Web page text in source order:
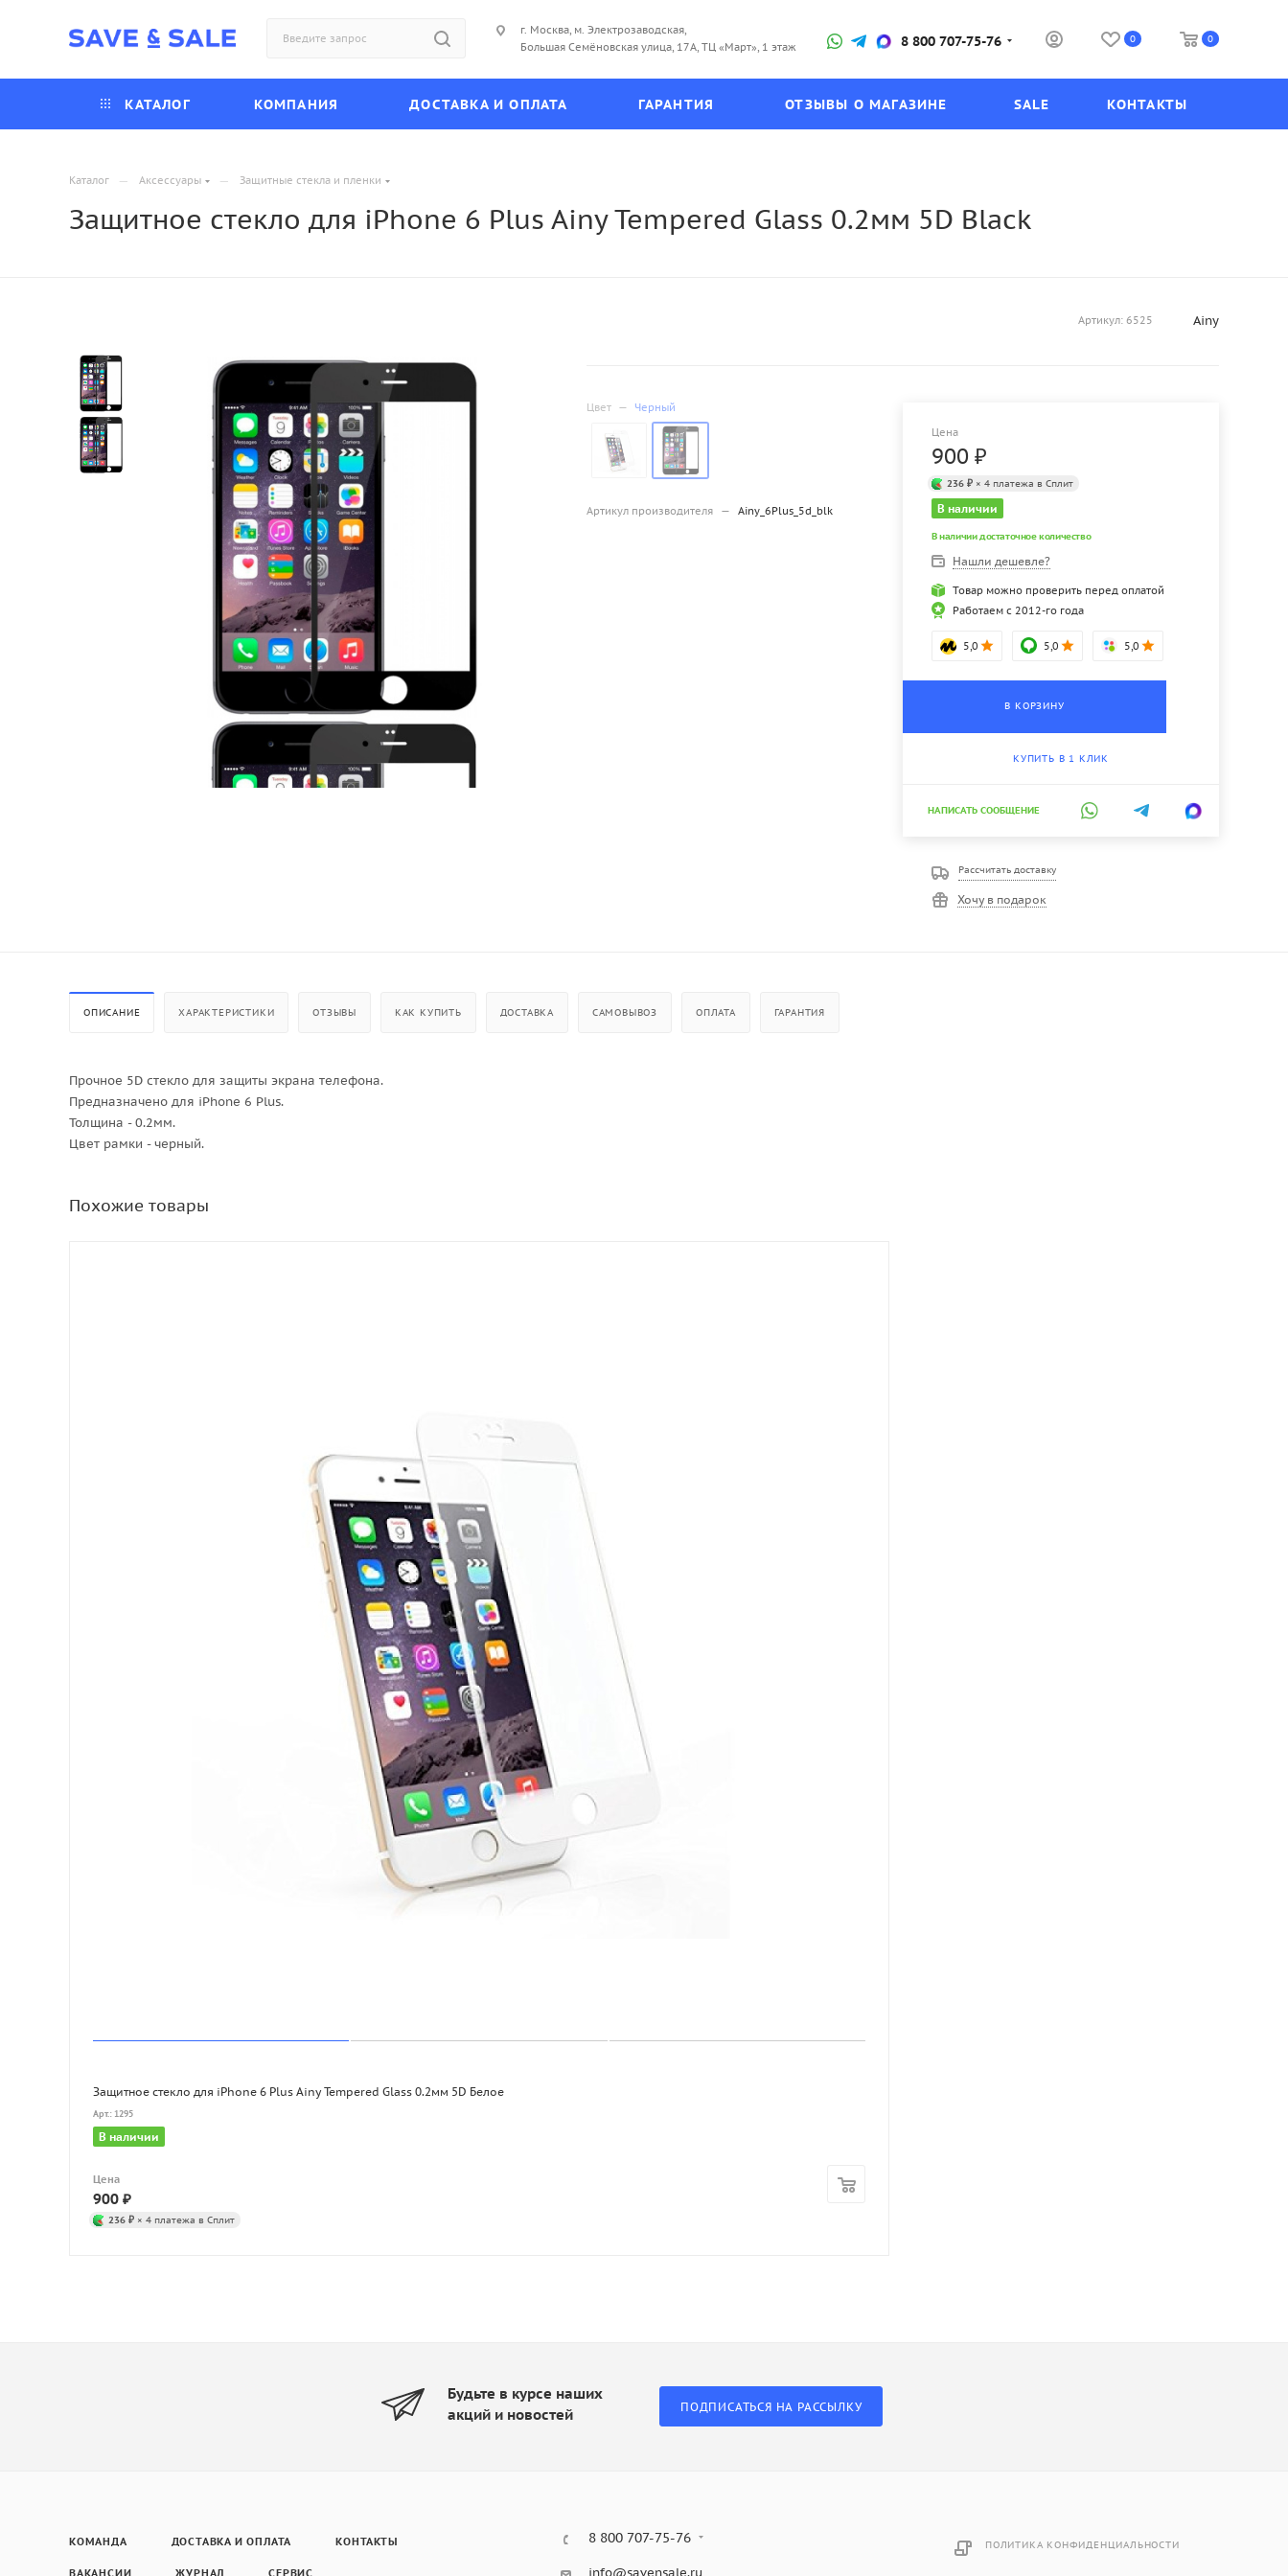
г. Москва, м. Электрозаводская,
Большая Семёновская улица, 17А, ТЦ «Март», 1 этаж
8 800 707-75-76 0 0
КАТАЛОГ КОМПАНИЯ ДОСТАВКА И ОПЛАТА ГАРАНТИЯ ОТЗЫВЫ О МАГАЗИНЕ SALE КОНТАКТЫ
Каталог — Аксессуары — Защитные стекла и пленки
Защитное стекло для iPhone 6 Plus Ainy Tempered Glass 0.2мм 5D Black
Артикул: 6525 Ainy
Цвет — Черный
Артикул производителя — Ainy_6Plus_5d_blk
Цена
900 ₽
236 ₽ × 4 платежа в Сплит
В наличии
В наличии достаточное количество
Нашли дешевле?
Товар можно проверить перед оплатой
Работаем с 2012-го года
5,0 5,0 5,0
В КОРЗИНУ
КУПИТЬ В 1 КЛИК
НАПИСАТЬ СООБЩЕНИЕ
Рассчитать доставку
Хочу в подарок
ОПИСАНИЕ ХАРАКТЕРИСТИКИ ОТЗЫВЫ КАК КУПИТЬ ДОСТАВКА САМОВЫВОЗ ОПЛАТА ГАРАНТИЯ
Прочное 5D стекло для защиты экрана телефона.
Предназначено для iPhone 6 Plus.
Толщина - 0.2мм.
Цвет рамки - черный.
Похожие товары
Защитное стекло для iPhone 6 Plus Ainy Tempered Glass 0.2мм 5D Белое
Арт.: 1295
В наличии
Цена
900 ₽
236 ₽ × 4 платежа в Сплит
Будьте в курсе наших
акций и новостей
ПОДПИСАТЬСЯ НА РАССЫЛКУ
КОМАНДА ДОСТАВКА И ОПЛАТА КОНТАКТЫ
ВАКАНСИИ ЖУРНАЛ СЕРВИС
8 800 707-75-76
info@savensale.ru
ПОЛИТИКА КОНФИДЕНЦИАЛЬНОСТИ